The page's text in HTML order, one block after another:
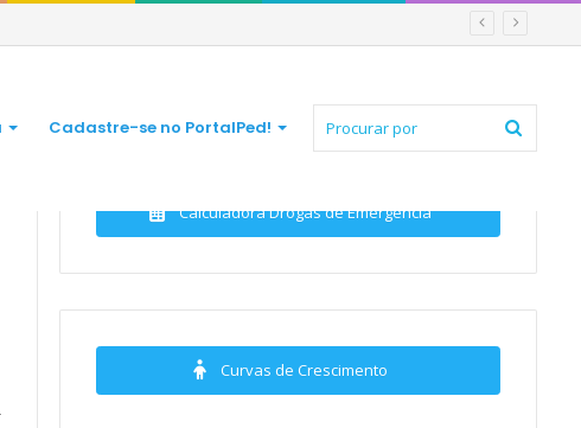
Cadastre-se no PortalPed!
Calculadora Drogas de Emergência
Curvas de Crescimento